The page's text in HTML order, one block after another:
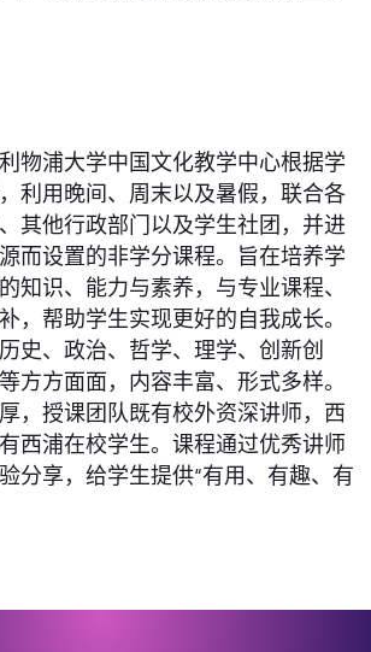
物浦大学中国文化教学中心根据学
利用晚间、周末以及暑假，联合各
其他行政部门以及学生社团，并进
而设置的非学分课程。旨在培养学
知识、能力与素养，与专业课程、
，帮助学生实现更好的自我成长。
史、政治、哲学、理学、创新创
方方面面，内容丰富、形式多样。
，授课团队既有校外资深讲师，西
西浦在校学生。课程通过优秀讲师
分享，给学生提供“有用、有趣、有